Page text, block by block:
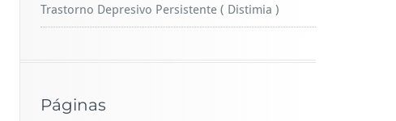
Trastorno Depresivo Persistente ( Distimia )
Páginas